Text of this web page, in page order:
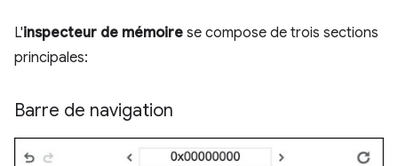
L'inspecteur de mémoire se compose de trois sections
principales:
Barre de navigation